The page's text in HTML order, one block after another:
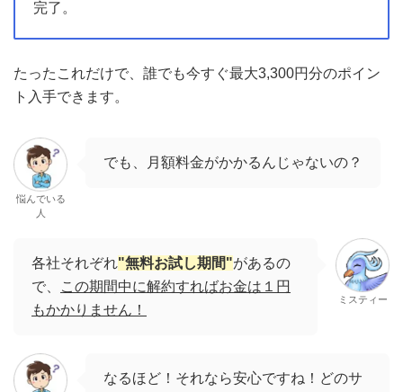
完了。
たったこれだけで、誰でも今すぐ最大3,300円分のポイン
ト入手できます。
悩んでいる
人
でも、月額料金がかかるんじゃないの？
各社それぞれ"無料お試し期間"があるの
で、
この期間中に解約すればお金は１円
もかかりません！
ミスティー
なるほど！それなら安心ですね！どのサ